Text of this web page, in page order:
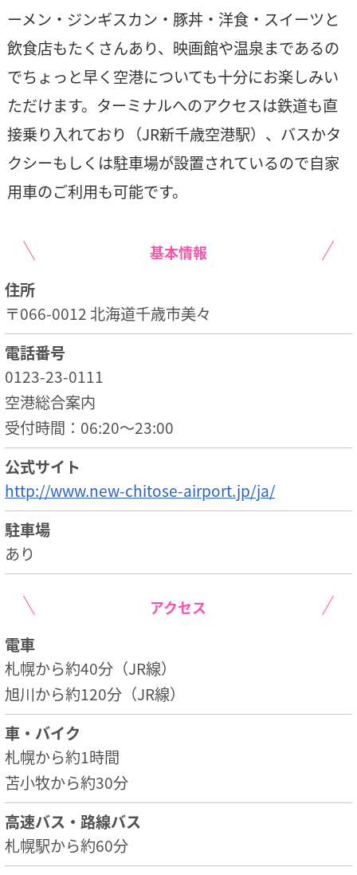
ーメン・ジンギスカン・豚丼・洋食・スイーツと
飲食店もたくさんあり、映画館や温泉まであるの
でちょっと早く空港についても十分にお楽しみい
ただけます。ターミナルへのアクセスは鉄道も直
接乗り入れており（JR新千歳空港駅）、バスかタ
クシーもしくは駐車場が設置されているので自家
用車のご利用も可能です。
基本情報
住所
〒066-0012 北海道千歳市美々
電話番号
0123-23-0111
空港総合案内
受付時間：06:20～23:00
公式サイト
http://www.new-chitose-airport.jp/ja/
駐車場
あり
アクセス
電車
札幌から約40分（JR線）
旭川から約120分（JR線）
車・バイク
札幌から約1時間
苫小牧から約30分
高速バス・路線バス
札幌駅から約60分